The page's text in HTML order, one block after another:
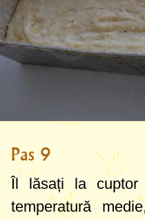
Pas 9
Îl lăsați la
temperatură